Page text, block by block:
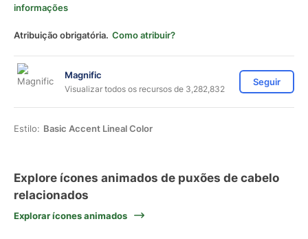
informações
Atribuição obrigatória. Como atribuir?
Magnific
Visualizar todos os recursos de 3,282,832
Seguir
Estilo: Basic Accent Lineal Color
Explore ícones animados de puxões de cabelo
relacionados
Explorar ícones animados